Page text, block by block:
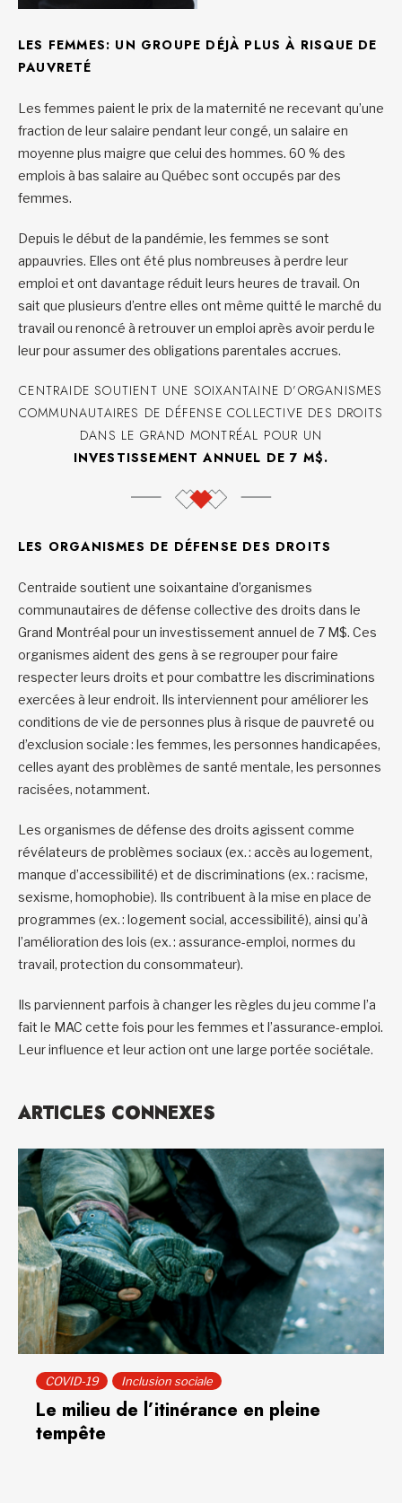
LES FEMMES: UN GROUPE DÉJÀ PLUS À RISQUE DE
PAUVRETÉ
Les femmes paient le prix de la maternité ne recevant qu’une
fraction de leur salaire pendant leur congé, un salaire en
moyenne plus maigre que celui des hommes. 60 % des
emplois à bas salaire au Québec sont occupés par des
femmes.
Depuis le début de la pandémie, les femmes se sont
appauvries. Elles ont été plus nombreuses à perdre leur
emploi et ont davantage réduit leurs heures de travail. On
sait que plusieurs d’entre elles ont même quitté le marché du
travail ou renoncé à retrouver un emploi après avoir perdu le
leur pour assumer des obligations parentales accrues.
CENTRAIDE SOUTIENT UNE SOIXANTAINE D’ORGANISMES
COMMUNAUTAIRES DE DÉFENSE COLLECTIVE DES DROITS
DANS LE GRAND MONTRÉAL POUR UN
INVESTISSEMENT ANNUEL DE 7 M$.
LES ORGANISMES DE DÉFENSE DES DROITS
Centraide soutient une soixantaine d’organismes
communautaires de défense collective des droits dans le
Grand Montréal pour un investissement annuel de 7 M$. Ces
organismes aident des gens à se regrouper pour faire
respecter leurs droits et pour combattre les discriminations
exercées à leur endroit. Ils interviennent pour améliorer les
conditions de vie de personnes plus à risque de pauvreté ou
d’exclusion sociale : les femmes, les personnes handicapées,
celles ayant des problèmes de santé mentale, les personnes
racisées, notamment.
Les organismes de défense des droits agissent comme
révélateurs de problèmes sociaux (ex. : accès au logement,
manque d’accessibilité) et de discriminations (ex. : racisme,
sexisme, homophobie). Ils contribuent à la mise en place de
programmes (ex. : logement social, accessibilité), ainsi qu’à
l’amélioration des lois (ex. : assurance-emploi, normes du
travail, protection du consommateur).
Ils parviennent parfois à changer les règles du jeu comme l’a
fait le MAC cette fois pour les femmes et l’assurance-emploi.
Leur influence et leur action ont une large portée sociétale.
ARTICLES CONNEXES
COVID-19 Inclusion sociale
Le milieu de l’itinérance en pleine
tempête